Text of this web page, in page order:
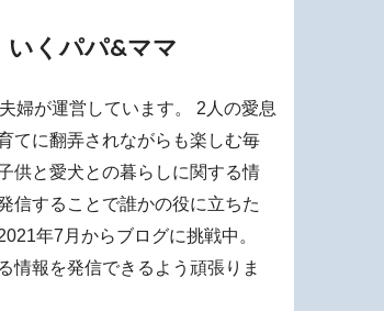
いくパパ&ママ
婦が運営しています。 2人の愛息
てに翻弄されながらも楽しむ毎
供と愛犬との暮らしに関する情
信することで誰かの役に立ちた
年7月からブログに挑戦中。
情報を発信できるよう頑張りま